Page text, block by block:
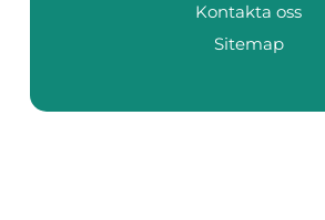
Kontakta oss
Sitemap